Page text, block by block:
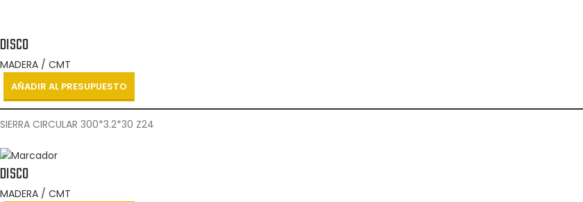
DISCO
MADERA / CMT
AÑADIR AL PRESUPUESTO
SIERRA CIRCULAR 300*3.2*30 Z24
DISCO
MADERA / CMT